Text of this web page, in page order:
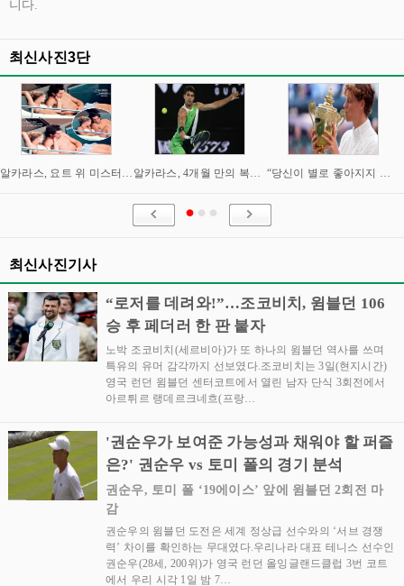
니다.
최신사진3단
알카라스, 요트 위 미스터리 여성과 밀회 포착 알카라스, 4개월 만의 복귀 임박…신시내티 마스터스 통해 US오픈 출격 시동 “당신이 별로 좋아지지 않아요” “이제는 제가 정말 조심해야” 시너와 즈브레프 인터뷰
최신사진기사
“로저를 데려와!”…조코비치, 윔블던 106
승 후 페더러 한 판 붙자
노박 조코비치(세르비아)가 또 하나의 윔블던 역사를 쓰며
특유의 유머 감각까지 선보였다.조코비치는 3일(현지시간)
영국 런던 윔블던 센터코트에서 열린 남자 단식 3회전에서
아르튀르 랭데르크네흐(프랑…
'권순우가 보여준 가능성과 채워야 할 퍼즐
은?' 권순우 vs 토미 폴의 경기 분석
권순우, 토미 폴 ‘19에이스’ 앞에 윔블던 2회전 마
감
권순우의 윔블던 도전은 세계 정상급 선수와의 ‘서브 경쟁
력’ 차이를 확인하는 무대였다.우리나라 대표 테니스 선수인
권순우(28세, 200위)가 영국 런던 올잉글랜드클럽 3번 코트
에서 우리 시각 1일 밤 7…